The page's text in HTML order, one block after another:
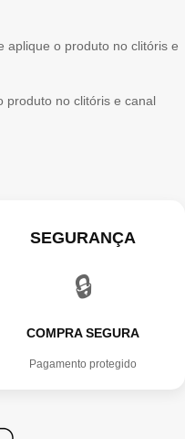
aplique o produto no clitóris e
produto no clitóris e canal
SEGURANÇA
🔒
COMPRA SEGURA
Pagamento protegido